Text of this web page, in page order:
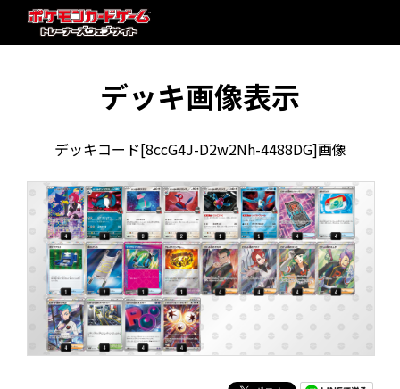
デッキ画像表示
デッキコード[8ccG4J-D2w2Nh-4488DG]画像